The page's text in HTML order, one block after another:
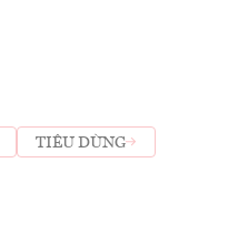
TIÊU DÙNG